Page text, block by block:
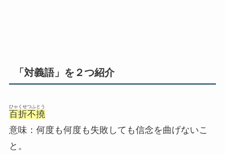
「対義語」を２つ紹介
百折不撓
ひゃくせつふとう
意味：何度も何度も失敗しても信念を曲げないこ
と。